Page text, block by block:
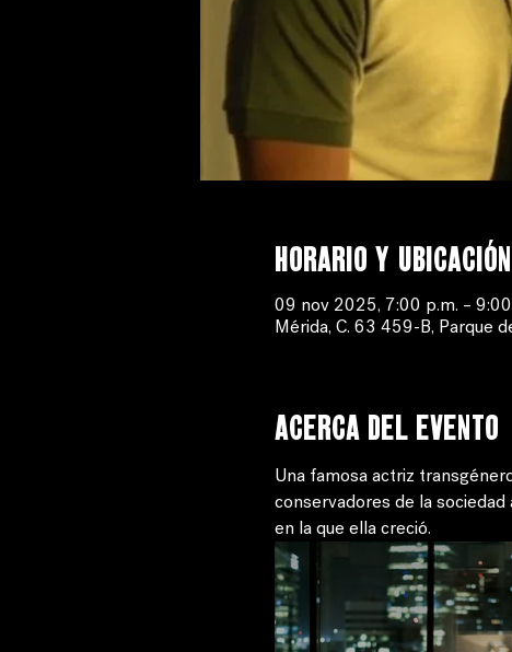
Horario y ubicación
09 nov 2025, 7:00 p.m. –
Mérida, C. 63 459-B, Parque
Acerca del evento
Una famosa actriz
conservadores de la
en la que ella creció.